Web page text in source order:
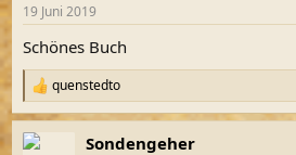
e
:
19 Juni 2019
Schönes Buch
R
e
a
k
quenstedto
Sondengeher